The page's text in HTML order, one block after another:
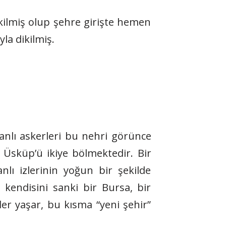
olup şehre girişte hemen
dikilmiş.
askerleri bu nehri görünce
Üsküp’ü ikiye bölmektedir. Bir
izlerinin yoğun bir şekilde
kendisini sanki bir Bursa, bir
yaşar, bu kısma “yeni şehir”